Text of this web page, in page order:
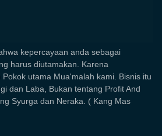
kepercayaan anda sebagai
harus diutamakan. Karena
utama Mua'malah kami. Bisnis itu
dan Laba, Bukan tentang Profit And
Syurga dan Neraka. ( Kang Mas